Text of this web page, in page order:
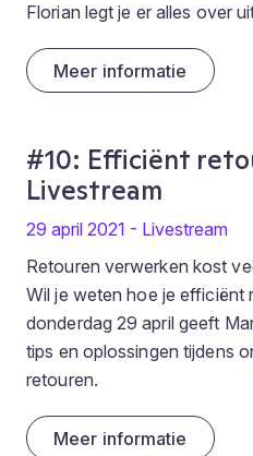
Florian legt je er alles over
Meer informatie
#10: Efficiënt
Livestream
29 april 2021 - Livestream
Retouren verwerken kost
Wil je weten hoe je efficiënt
donderdag 29 april geeft
tips en oplossingen tijdens
retouren.
Meer informatie